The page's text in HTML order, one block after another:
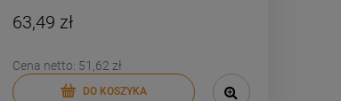
63,49 zł
Cena netto: 51,62 zł
DO KOSZYKA